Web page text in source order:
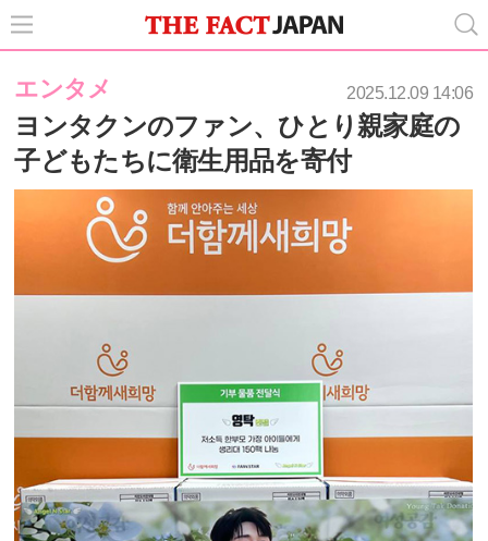
エンタメ 2025.12.09 14:06
ヨンタクンのファン、ひとり親家庭の
子どもたちに衛生用品を寄付